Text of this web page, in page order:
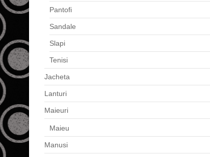
Pantofi
Sandale
Slapi
Tenisi
Jacheta
Lanturi
Maieuri
Maieu
Manusi